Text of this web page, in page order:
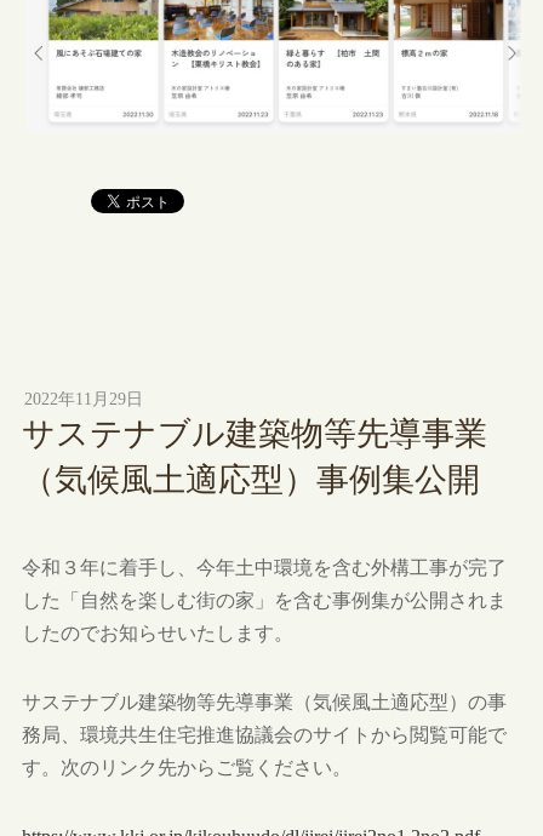
2022年11月29日
サステナブル建築物等先導事業
（気候風土適応型）事例集公開
令和３年に着手し、今年土中環境を含む外構工事が完了
した「自然を楽しむ街の家」を含む事例集が公開されま
したのでお知らせいたします。
サステナブル建築物等先導事業（気候風土適応型）の事
務局、環境共生住宅推進協議会のサイトから閲覧可能で
す。次のリンク先からご覧ください。